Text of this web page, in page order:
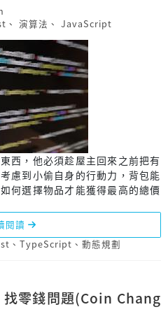
、 演算法 、 JavaScript
西，他必須趁屋主回來之前把有
慮到小偷自身的行動力，背包能
何選擇物品才能獲得最高的總價
閱讀
、 TypeScript 、 動態規劃
找零錢問題(Coin Chang